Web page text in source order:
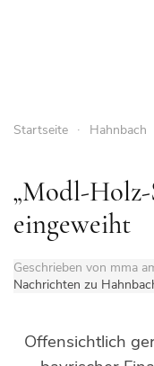
Startseite Hahnbach
„Modl-
eingeweiht
Geschrieben von mma
Nachrichten zu
Offensichtlich